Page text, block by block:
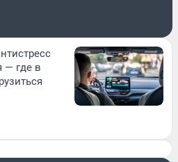
— где в